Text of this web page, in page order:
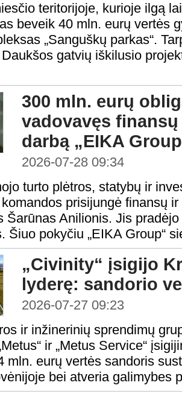
teritorijoje, kurioje ilgą
beveik 40 mln. eurų vertės
„Sanguškų parkas“.
gatvių iškilusio
300 mln. eurų
vadovavęs
darbą „EIKA
2026-07-28 09:34
turto plėtros, statybų ir
komandos prisijungė finansų
Šarūnas Anilionis. Jis
Šiuo pokyčiu „EIKA Group“
„Civinity“ įsigijo
lyderę: sandorio
2026-07-27 09:23
ir inžinerinių sprendimų
ir „Metus Service“
mln. eurų vertės sandoris
bei atveria galimybes